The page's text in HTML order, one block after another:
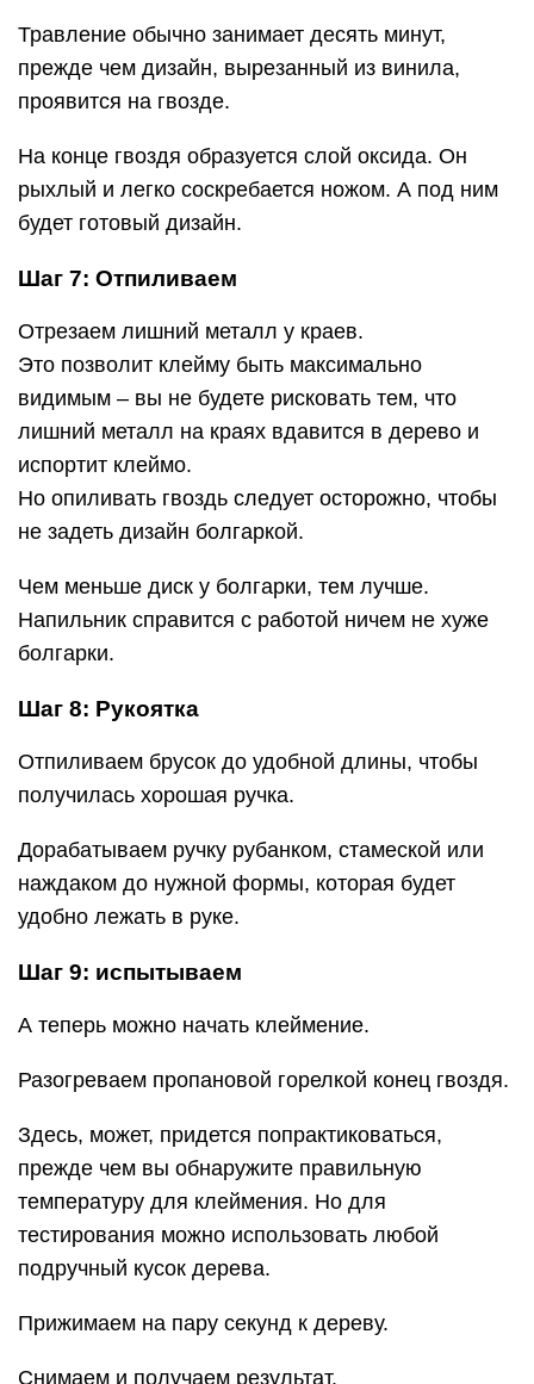
Травление обычно занимает десять минут,
прежде чем дизайн, вырезанный из винила,
проявится на гвозде.
На конце гвоздя образуется слой оксида. Он
рыхлый и легко соскребается ножом. А под ним
будет готовый дизайн.
Шаг 7: Отпиливаем
Отрезаем лишний металл у краев.
Это позволит клейму быть максимально
видимым – вы не будете рисковать тем, что
лишний металл на краях вдавится в дерево и
испортит клеймо.
Но опиливать гвоздь следует осторожно, чтобы
не задеть дизайн болгаркой.
Чем меньше диск у болгарки, тем лучше.
Напильник справится с работой ничем не хуже
болгарки.
Шаг 8: Рукоятка
Отпиливаем брусок до удобной длины, чтобы
получилась хорошая ручка.
Дорабатываем ручку рубанком, стамеской или
наждаком до нужной формы, которая будет
удобно лежать в руке.
Шаг 9: испытываем
А теперь можно начать клеймение.
Разогреваем пропановой горелкой конец гвоздя.
Здесь, может, придется попрактиковаться,
прежде чем вы обнаружите правильную
температуру для клеймения. Но для
тестирования можно использовать любой
подручный кусок дерева.
Прижимаем на пару секунд к дереву.
Снимаем и получаем результат.